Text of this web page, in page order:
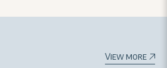
View more